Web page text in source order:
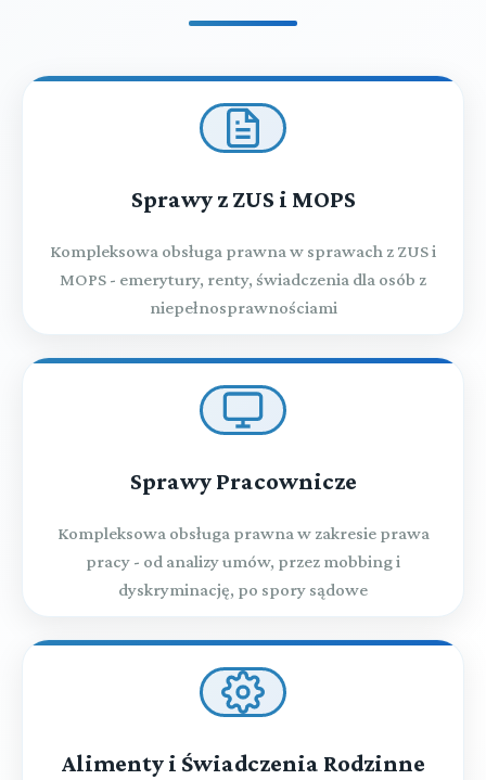
Sprawy z ZUS i MOPS
Kompleksowa obsługa prawna w sprawach z ZUS i
MOPS - emerytury, renty, świadczenia dla osób z
niepełnosprawnościami
Sprawy Pracownicze
Kompleksowa obsługa prawna w zakresie prawa
pracy - od analizy umów, przez mobbing i
dyskryminację, po spory sądowe
Alimenty i Świadczenia Rodzinne